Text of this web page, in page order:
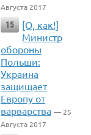
Августа 2017
15
[О, как!]
Министр
обороны
Польши:
Украина
защищает
Европу от
варварства — 25
Августа 2017